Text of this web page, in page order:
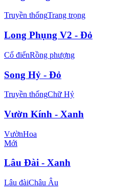
Truyền thốngTrang trọng
Long Phụng V2 - Đỏ
Cổ điểnRồng phượng
Song Hỷ - Đỏ
Truyền thốngChữ Hỷ
Vườn Kính - Xanh
VườnHoa
Mới
Lâu Đài - Xanh
Lâu đàiChâu Âu